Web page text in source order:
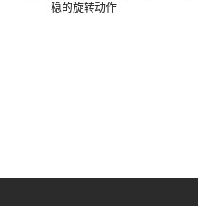
稳的旋转动作